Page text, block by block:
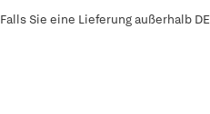
Falls Sie eine Lieferung außerhalb